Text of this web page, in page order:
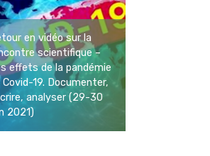
en vidéo sur la
scientifique –
effets de la pandémie
Covid-19. Documenter,
analyser (29-30
2021)
8 ©2026 - Tous droits réservés
de confidentialité